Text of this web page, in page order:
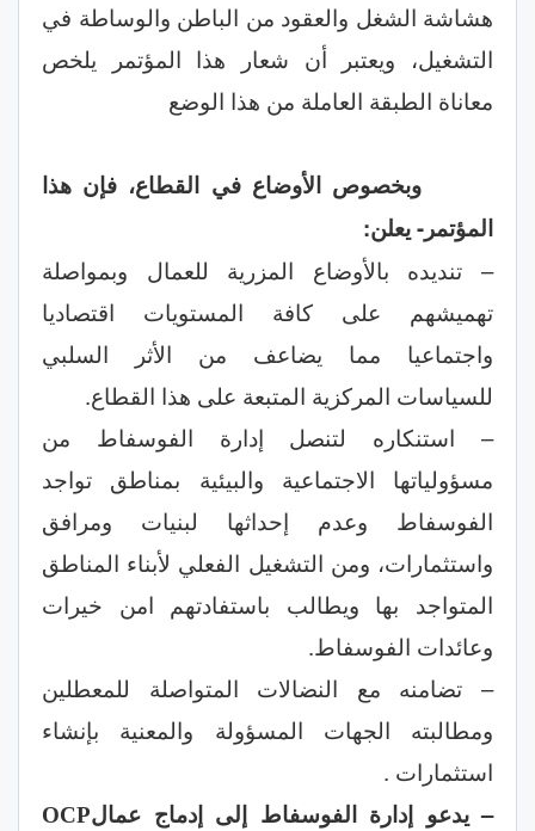
هشاشة الشغل والعقود من الباطن والوساطة في
التشغيل، ويعتبر أن شعار هذا المؤتمر يلخص
معاناة الطبقة العاملة من هذا الوضع
وبخصوص الأوضاع في القطاع، فإن هذا
المؤتمر- يعلن:
– تنديده بالأوضاع المزرية للعمال وبمواصلة
تهميشهم على كافة المستويات اقتصاديا
واجتماعيا مما يضاعف من الأثر السلبي
للسياسات المركزية المتبعة على هذا القطاع.
– استنكاره لتنصل إدارة الفوسفاط من
مسؤولياتها الاجتماعية والبيئية بمناطق تواجد
الفوسفاط وعدم إحداثها لبنيات ومرافق
واستثمارات، ومن التشغيل الفعلي لأبناء المناطق
المتواجد بها ويطالب باستفادتهم امن خيرات
وعائدات الفوسفاط.
– تضامنه مع النضالات المتواصلة للمعطلين
ومطالبته الجهات المسؤولة والمعنية بإنشاء
استثمارات .
– يدعو إدارة الفوسفاط إلى إدماج عمالOCP